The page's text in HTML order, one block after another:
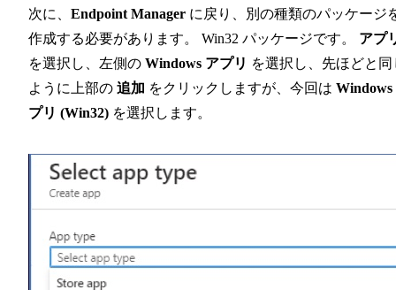
次に、 Endpoint Manager に戻り、別の種類のパッケージ
作成する必要があります。 Win32 パッケージです。 アプ
を選択し、左側の Windows アプリ を選択し、先ほどと同
ように上部の 追加 をクリックしますが、今回は Windows
プリ (Win32) を選択します。